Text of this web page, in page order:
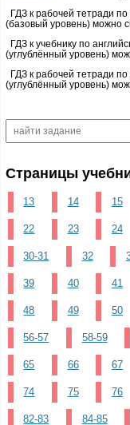
ГДЗ к рабочей тетради
(базовый уровень) можно
ГДЗ к учебнику по
(углублённый уровень)
ГДЗ к рабочей тетради
(углублённый уровень)
Страницы
13 14 15
22 23 24
30-31 32
39 40 41
48 49 50
56-57 58-59
65 66 67
74 75 76
82-83 84-85